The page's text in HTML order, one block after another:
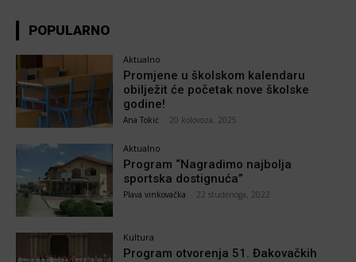
POPULARNO
Aktualno
Promjene u školskom kalendaru
obilježit će početak nove školske
godine!
Ana Tokić 20 kolovoza, 2025
Aktualno
Program “Nagradimo najbolja
sportska dostignuća”
Plava vinkovačka 22 studenoga, 2022
Kultura
Program otvorenja 51. Đakovačkih